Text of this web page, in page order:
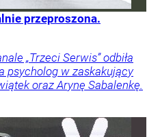
przeproszona.
„Trzeci Serwis” odbiła
psycholog w zaskakujący
oraz Arynę Sabalenkę.